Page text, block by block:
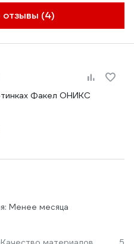
отзывы (4)
Факел ОНИКС
Менее месяца